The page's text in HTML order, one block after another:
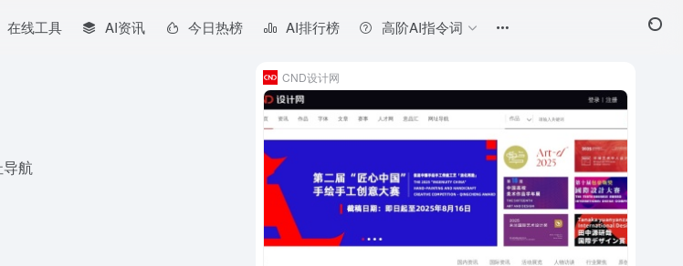
在线工具 AI资讯 今日热榜 AI排行榜 高阶AI指令词
航
CND设计网